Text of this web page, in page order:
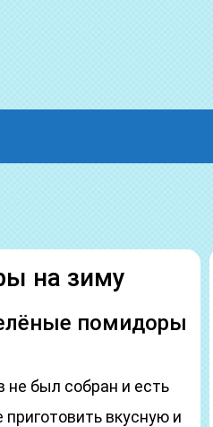
на зиму
помидоры
не был собран и есть
вкусную и